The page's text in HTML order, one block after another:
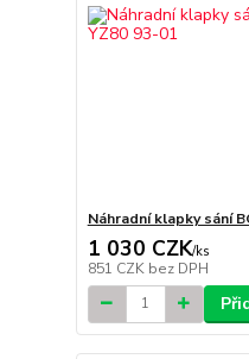
Náhradní klapky sání
1 030 CZK/ks
851 CZK bez DPH